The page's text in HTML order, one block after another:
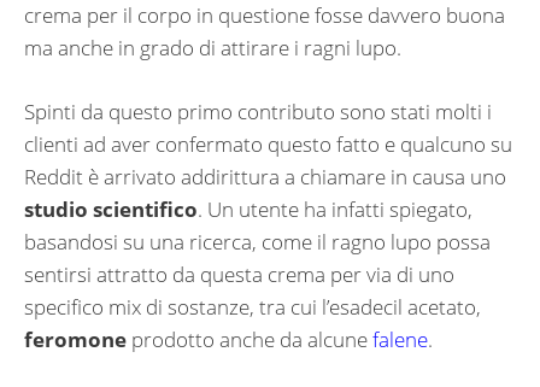
crema per il corpo in questione fosse davvero buona
ma anche in grado di attirare i ragni lupo.
Spinti da questo primo contributo sono stati molti i
clienti ad aver confermato questo fatto e qualcuno su
Reddit è arrivato addirittura a chiamare in causa uno
studio scientifico. Un utente ha infatti spiegato,
basandosi su una ricerca, come il ragno lupo possa
sentirsi attratto da questa crema per via di uno
specifico mix di sostanze, tra cui l’esadecil acetato,
feromone prodotto anche da alcunefalene.